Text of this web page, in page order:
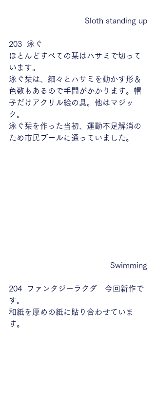
Sloth standing up
203  泳ぐ
ほとんどすべての栞はハサミで切って
います。
泳ぐ栞は、細々とハサミを動かす形＆
色数もあるので手間がかかります。帽
子だけアクリル絵の具。他はマジッ
ク。
泳ぐ栞を作った当初、運動不足解消の
ため市民プールに通っていました。
Swimming
204  ファンタジーラクダ　今回新作で
す。
和紙を厚めの紙に貼り合わせていま
す。